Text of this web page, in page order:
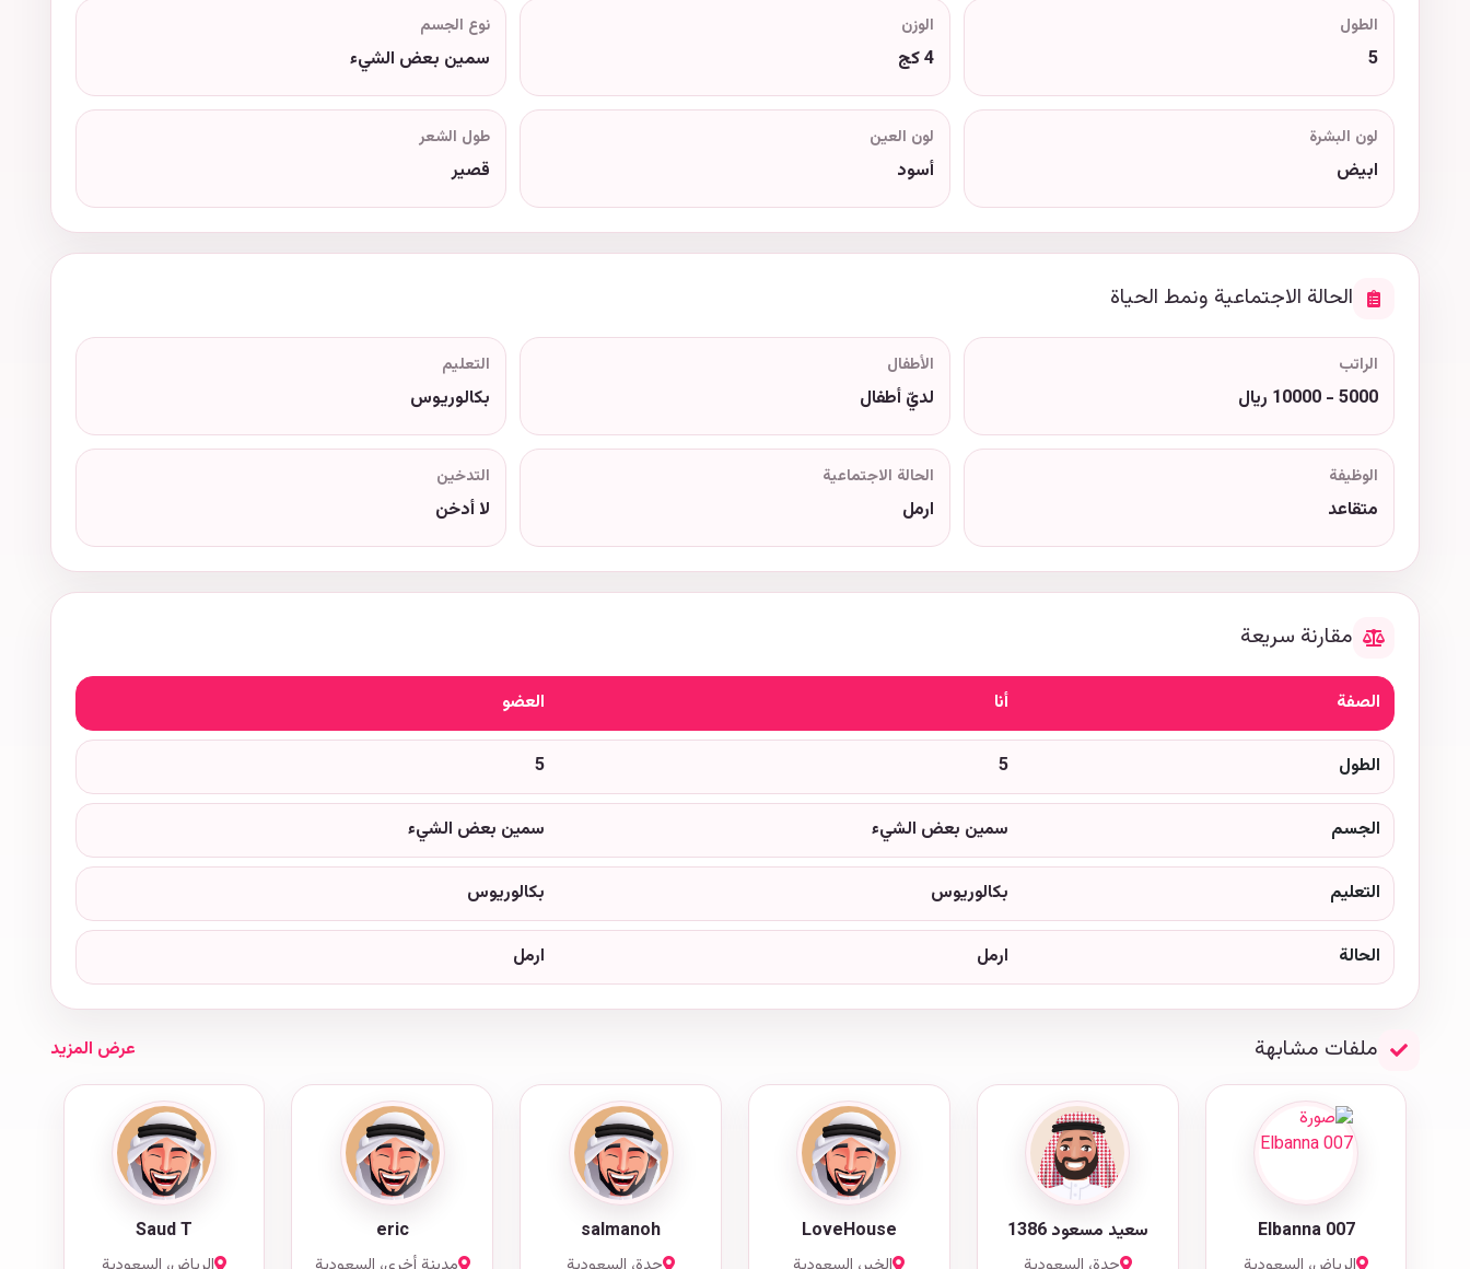
الطول
5
الوزن
4 كج
نوع الجسم
سمين بعض الشيء
لون البشرة
ابيض
لون العين
أسود
طول الشعر
قصير
الحالة الاجتماعية ونمط الحياة
الراتب
5000 - 10000 ريال
الأطفال
لديّ أطفال
التعليم
بكالوريوس
الوظيفة
متقاعد
الحالة الاجتماعية
ارمل
التدخين
لا أدخن
مقارنة سريعة
الصفة أنا العضو
الطول 5
5
الجسم سمين بعض الشيء سمين بعض الشيء
التعليم بكالوريوس بكالوريوس
الحالة ارمل ارمل
ملفات مشابهة عرض المزيد
Elbanna 007 سعيد مسعود 1386 LoveHouse
salmanoh
eric
Saud T